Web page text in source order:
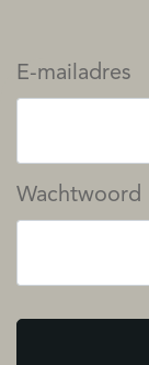
E-mailadres
Wachtwoord